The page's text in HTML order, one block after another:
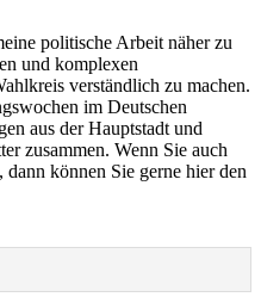
politische Arbeit näher zu
und komplexen
verständlich zu machen.
im Deutschen
aus der Hauptstadt und
zusammen. Wenn Sie auch
können Sie gerne hier den